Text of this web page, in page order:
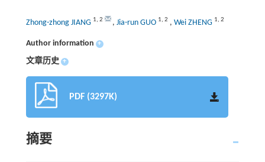
Zhong-zhong JIANG 1, 2 , Jia-run GUO 1, 2 , Wei ZHENG 1, 2
Author information +
文章历史 +
PDF (3297K)
摘要